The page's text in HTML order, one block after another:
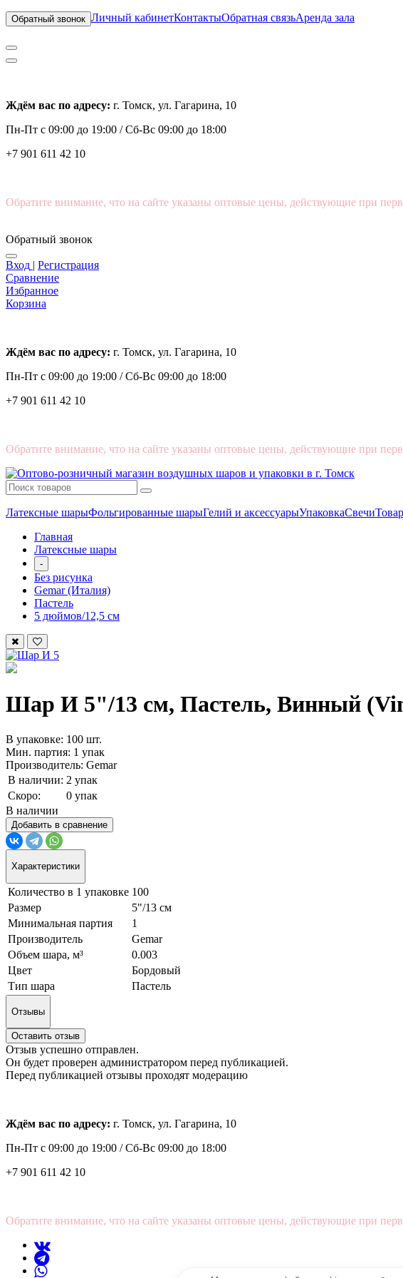
Обратный звонок Личный кабинетКонтактыОбратная связьАренда зала
Ждём вас по адресу: г. Томск, ул. Гагарина, 10
Пн-Пт с 09:00 до 19:00 /Сб-Вс 09:00 до 18:00
+7 901 611 42 10
Обратите внимание, что на сайте указаны оптовые цены, действующие при
Обратный звонок
Вход | Регистрация
Сравнение
Избранное
Корзина
Ждём вас по адресу: г. Томск, ул. Гагарина, 10
Пн-Пт с 09:00 до 19:00 /Сб-Вс 09:00 до 18:00
+7 901 611 42 10
Обратите внимание, что на сайте указаны оптовые цены, действующие при
Латексные шарыФольгированные шарыГелий и аксессуарыУпаковкаСвечи
Главная
Латексные шары
-
Без рисунка
Gemar (Италия)
Пастель
5 дюймов/12,5 см
Шар И 5"/13 см, Пастель, Винный
В упаковке: 100 шт.
Мин. партия: 1 упак
Производитель: Gemar
В наличии: 2 упак
Скоро:
0 упак
В наличии
Добавить в сравнение
Характеристики
Количество в 1 упаковке 100
Размер
5"/13 см
Минимальная партия
1
Производитель
Gemar
Объем шара, м³
0.003
Цвет
Бордовый
Тип шара
Пастель
Отзывы
Оставить отзыв
Отзыв успешно отправлен.
Он будет проверен администратором перед публикацией.
Перед публикацией отзывы проходят модерацию
Ждём вас по адресу: г. Томск, ул. Гагарина, 10
Пн-Пт с 09:00 до 19:00 /Сб-Вс 09:00 до 18:00
+7 901 611 42 10
Обратите внимание, что на сайте указаны оптовые цены, действующие при